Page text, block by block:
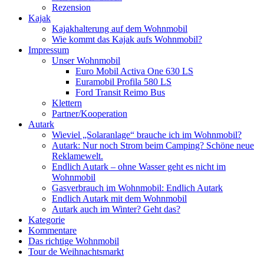
Rezension
Kajak
Kajakhalterung auf dem Wohnmobil
Wie kommt das Kajak aufs Wohnmobil?
Impressum
Unser Wohnmobil
Euro Mobil Activa One 630 LS
Euramobil Profila 580 LS
Ford Transit Reimo Bus
Klettern
Partner/Kooperation
Autark
Wieviel „Solaranlage“ brauche ich im Wohnmobil?
Autark: Nur noch Strom beim Camping? Schöne neue
Reklamewelt.
Endlich Autark – ohne Wasser geht es nicht im
Wohnmobil
Gasverbrauch im Wohnmobil: Endlich Autark
Endlich Autark mit dem Wohnmobil
Autark auch im Winter? Geht das?
Kategorie
Kommentare
Das richtige Wohnmobil
Tour de Weihnachtsmarkt